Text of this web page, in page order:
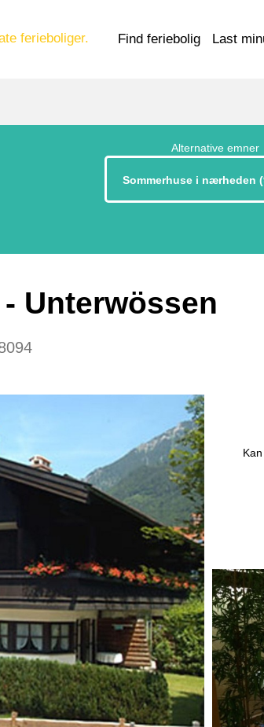
ferieboliger. Find feriebolig Last
Alternative emner
Sommerhuse i nærheden
- Unterwössen